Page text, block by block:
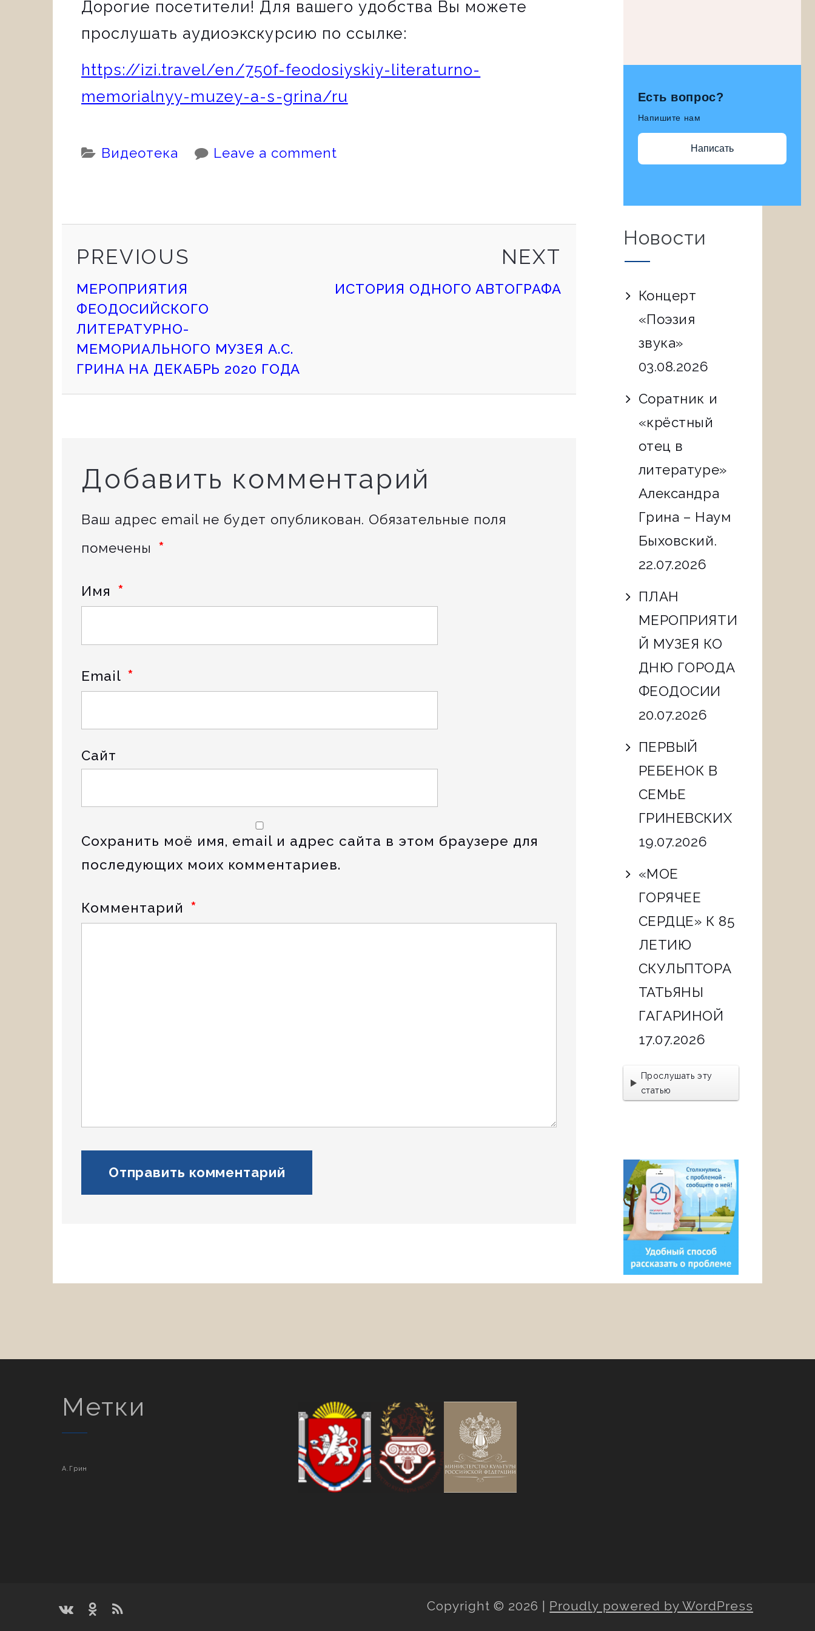
Дорогие посетители! Для вашего удобства Вы можете
прослушать аудиоэкскурсию по ссылке:
https://izi.travel/en/750f-feodosiyskiy-literaturno-
memorialnyy-muzey-a-s-grina/ru
Categories:
Видеотека Leave a comment
Continue
Reading
PREVIOUS
PREVIOUS
МЕРОПРИЯТИЯ
ФЕОДОСИЙСКОГО
ЛИТЕРАТУРНО-
МЕМОРИАЛЬНОГО МУЗЕЯ А.С.
ГРИНА НА ДЕКАБРЬ 2020 ГОДА
NEXT
ИСТОРИЯ ОДНОГО АВТОГРАФА
Добавить комментарий
Ваш адрес email не будет опубликован. Обязательные поля
помечены *
Имя *
Email *
Сайт
Сохранить моё имя, email и адрес сайта в этом браузере для
последующих моих комментариев.
Комментарий *
Есть вопрос?
Напишите нам
Написать
Новости
Концерт
«Поэзия
звука»
03.08.2026
Соратник и
«крёстный
отец в
литературе»
Александра
Грина – Наум
Быховский.
22.07.2026
ПЛАН
МЕРОПРИЯТИ
Й МУЗЕЯ КО
ДНЮ ГОРОДА
ФЕОДОСИИ
20.07.2026
ПЕРВЫЙ
РЕБЕНОК В
СЕМЬЕ
ГРИНЕВСКИХ
19.07.2026
«МОЕ
ГОРЯЧЕЕ
СЕРДЦЕ» К 85
ЛЕТИЮ
СКУЛЬПТОРА
ТАТЬЯНЫ
ГАГАРИНОЙ
17.07.2026
Прослушать эту
статью
Метки
А.Грин
Copyright © 2026 Proudly powered by WordPress